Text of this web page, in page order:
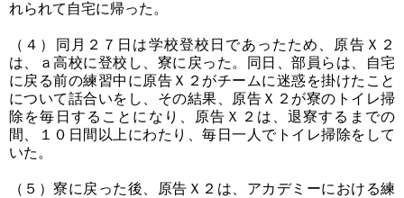
れられて自宅に帰った。
（４）同月２７日は学校登校日であったため、原告Ｘ２
は、ａ高校に登校し、寮に戻った。同日、部員らは、自宅
に戻る前の練習中に原告Ｘ２がチームに迷惑を掛けたこと
について話合いをし、その結果、原告Ｘ２が寮のトイレ掃
除を毎日することになり、原告Ｘ２は、退寮するまでの
間、１０日間以上にわたり、毎日一人でトイレ掃除をして
いた。
（５）寮に戻った後、原告Ｘ２は、アカデミーにおける練